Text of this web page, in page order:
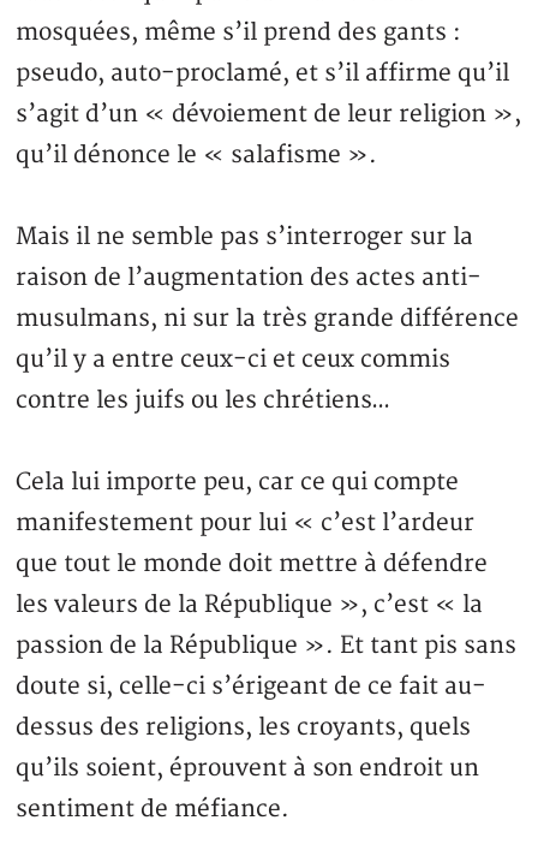
mosquées, même s’il prend des gants :
pseudo, auto-proclamé, et s’il affirme qu’il
s’agit d’un « dévoiement de leur religion »,
qu’il dénonce le « salafisme ».
Mais il ne semble pas s’interroger sur la
raison de l’augmentation des actes anti-
musulmans, ni sur la très grande différence
qu’il y a entre ceux-ci et ceux commis
contre les juifs ou les chrétiens…
Cela lui importe peu, car ce qui compte
manifestement pour lui « c’est l’ardeur
que tout le monde doit mettre à défendre
les valeurs de la République », c’est « la
passion de la République ». Et tant pis sans
doute si, celle-ci s’érigeant de ce fait au-
dessus des religions, les croyants, quels
qu’ils soient, éprouvent à son endroit un
sentiment de méfiance.